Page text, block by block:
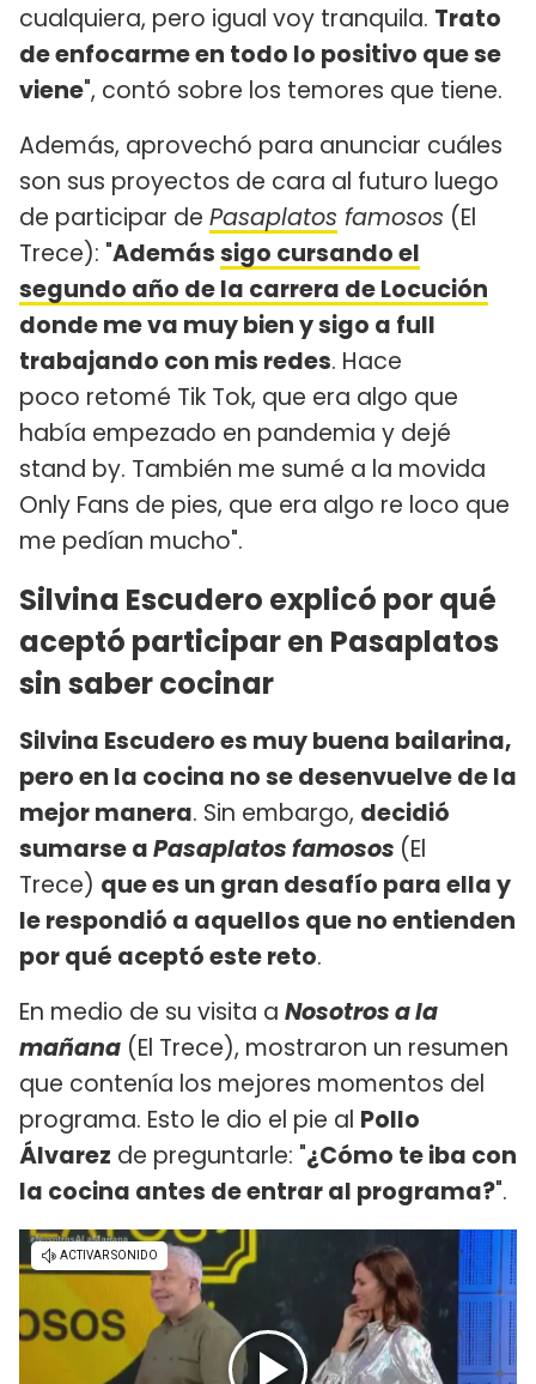
cualquiera, pero igual voy tranquila. Trato
de enfocarme en todo lo positivo que se
viene", contó sobre los temores que tiene.
Además, aprovechó para anunciar cuáles
son sus proyectos de cara al futuro luego
de participar de Pasaplatos famosos (El
Trece): "Ademássigo cursando el
segundo año de la carrera de Locución
donde me va muy bien y sigo a full
trabajando con mis redes. Hace
poco retomé Tik Tok, que era algo que
había empezado en pandemia y dejé
stand by. También me sumé a la movida
Only Fans de pies, que era algo re loco que
me pedían mucho".
Silvina Escudero explicó por qué
aceptó participar en Pasaplatos
sin saber cocinar
Silvina Escudero es muy buena bailarina,
pero en la cocina no se desenvuelve de la
mejor manera. Sin embargo, decidió
sumarse aPasaplatos famosos (El
Trece) que es un gran desafío para ella y
le respondió a aquellos que no entienden
por qué aceptó este reto.
En medio de su visita a Nosotros a la
mañana (El Trece), mostraron un resumen
que contenía los mejores momentos del
programa. Esto le dio el pie al Pollo
Álvarez de preguntarle: "¿Cómo te iba con
la cocina antes de entrar al programa?".